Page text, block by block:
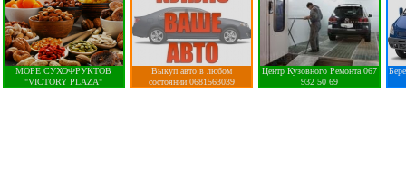
МОРЕ СУХОФРУКТОВ
"VICTORY PLAZA"
Выкуп авто в любом
состоянии 0681563039
Центр Кузовного Ремонта 067
932 50 69